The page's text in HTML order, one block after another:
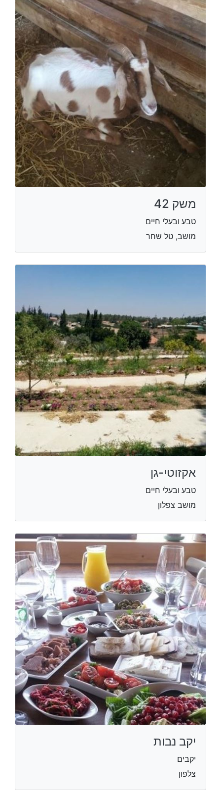
משק 42
טבע ובעלי חיים
מושב, טל שחר
אקזוטי-גן
טבע ובעלי חיים
מושב צפלון
יקב נבות
יקבים
צלפון